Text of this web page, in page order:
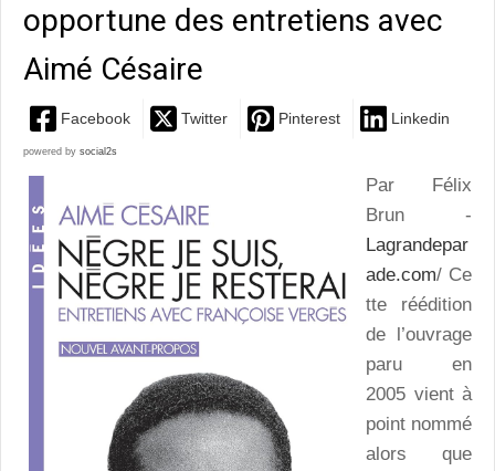
opportune des entretiens avec
Aimé Césaire
Facebook Twitter Pinterest Linkedin
powered by social2s
Par Félix
Brun -
Lagrandepar
ade.com/ Ce
tte réédition
de l’ouvrage
paru en
2005 vient à
point nommé
alors que